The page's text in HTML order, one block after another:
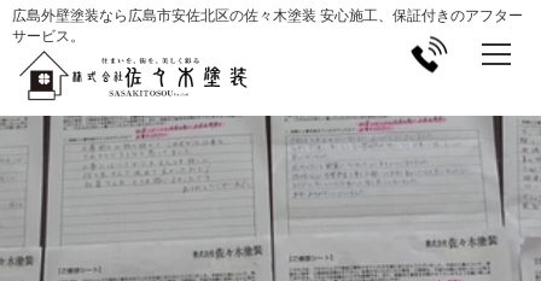
広島外壁塗装なら広島市安佐北区の佐々木塗装 安心施工、保証付きのアフター
サービス。